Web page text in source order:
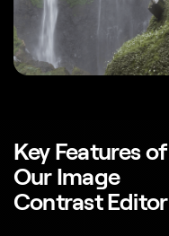
Key Features of
Our Image
Contrast Editor